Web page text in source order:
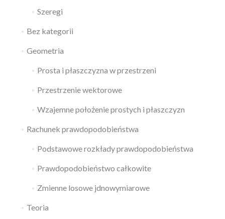
Szeregi
Bez kategorii
Geometria
Prosta i płaszczyzna w przestrzeni
Przestrzenie wektorowe
Wzajemne położenie prostych i płaszczyzn
Rachunek prawdopodobieństwa
Podstawowe rozkłady prawdopodobieństwa
Prawdopodobieństwo całkowite
Zmienne losowe jdnowymiarowe
Teoria